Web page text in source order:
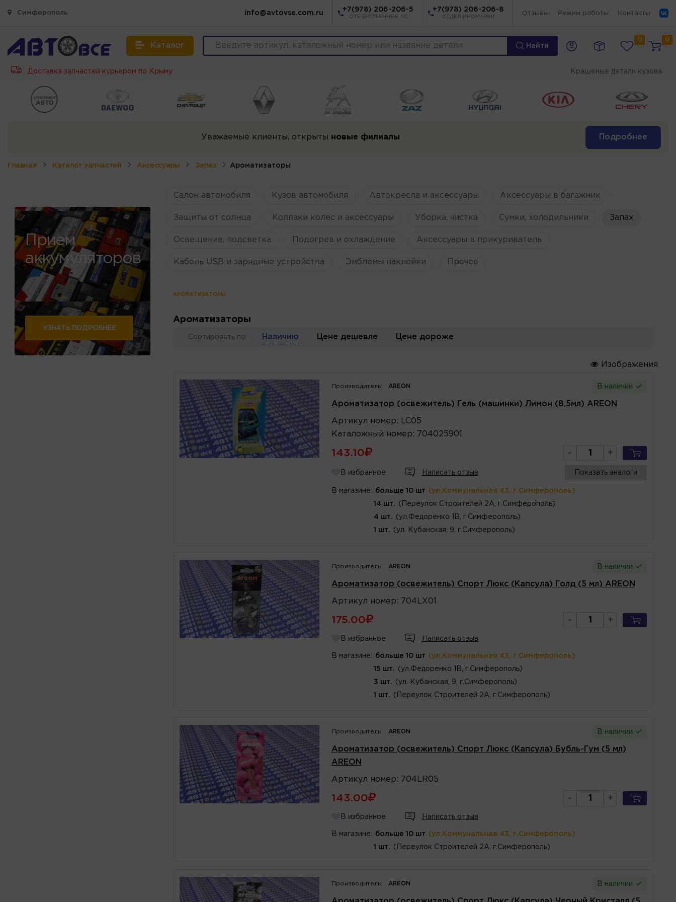
Симферополь info@avtovse.com.ru
+7(978) 206-206-5
ОТЕЧЕСТВЕННЫЕ ТС
+7(978) 206-206-8
ОТДЕЛ ИНОМАРКИ
Отзывы Режим работы Контакты
Каталог Найти
0 0
Доставка запчастей курьером по Крыму Крашеные детали кузова
Уважаемые клиенты, открыты новые филиалы Подробнее
Главная Каталог запчастей Аксессуары Запах Ароматизаторы
Прием
аккумуляторов
УЗНАТЬ ПОДРОБНЕЕ
Салон автомобиля Кузов автомобиля Автокресла и аксессуары Аксессуары в багажник
Защиты от солнца Колпаки колес и аксессуары Уборка, чистка Сумки, холодильники Запах
Освещение, подсветка Подогрев и охлаждение Аксессуары в прикуриватель
Кабель USB и зарядные устройства Эмблемы наклейки Прочее
АРОМАТИЗАТОРЫ
Ароматизаторы
Сортировать по: Наличию Цене дешевле Цене дороже
Изображения
Производитель: AREON В наличии
Ароматизатор (освежитель) Гель (машинки) Лимон (8,5мл) AREON
Артикул номер :
LC05
Каталожный номер : 704025901
143.10 - +
В избранное Написать отзыв Показать аналоги
В магазине: больше 10 шт (ул.Коммунальная 43, г.Симферополь)
14 шт. (Переулок Строителей 2А, г.Симферополь)
4 шт. (ул.Федоренко 1В, г.Симферополь)
1 шт. (ул. Кубанская, 9, г.Симферополь)
Производитель: AREON В наличии
Ароматизатор (освежитель) Спорт Люкс (Капсула) Голд (5 мл) AREON
Артикул номер : 704LX01
175.00 - +
В избранное Написать отзыв
В магазине: больше 10 шт (ул.Коммунальная 43, г.Симферополь)
15 шт. (ул.Федоренко 1В, г.Симферополь)
3 шт. (ул. Кубанская, 9, г.Симферополь)
1 шт. (Переулок Строителей 2А, г.Симферополь)
Производитель: AREON В наличии
Ароматизатор (освежитель) Спорт Люкс (Капсула) Бубль-Гум (5 мл)
AREON
Артикул номер : 704LR05
143.00 - +
В избранное Написать отзыв
В магазине: больше 10 шт (ул.Коммунальная 43, г.Симферополь)
1 шт. (Переулок Строителей 2А, г.Симферополь)
Производитель: AREON В наличии